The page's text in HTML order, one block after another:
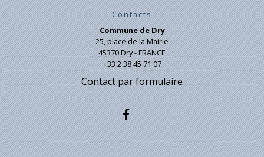
Contacts
Commune de Dry
25, place de la Mairie
45370 Dry - FRANCE
+33 2 38 45 71 07
Contact par formulaire